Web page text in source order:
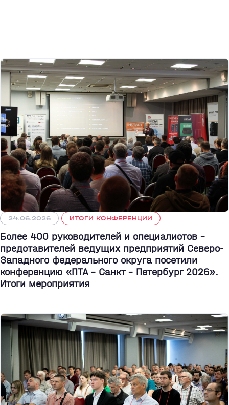
24.06.2026 ИТОГИ КОНФЕРЕНЦИИ
Более 400 руководителей и специалистов –
представителей ведущих предприятий Северо-
Западного федерального округа посетили
конференцию «ПТА – Санкт - Петербург 2026».
Итоги мероприятия